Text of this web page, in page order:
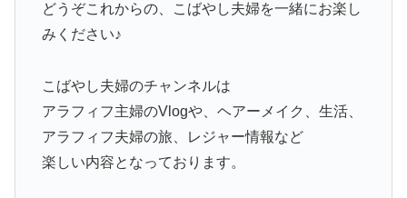
どうぞこれからの、こばやし夫婦を一緒にお楽し
みください♪
こばやし夫婦のチャンネルは
アラフィフ主婦のVlogや、ヘアーメイク、生活、
アラフィフ夫婦の旅、レジャー情報など
楽しい内容となっております。